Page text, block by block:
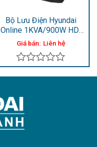
Bộ Lưu Điện Hyundai
Online 1KVA/900W HD-
1KT9
0
5
sao
Giá bán: Liên hệ